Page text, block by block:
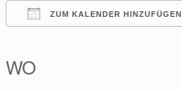
ZUM KALENDER HINZUFÜGEN
WO